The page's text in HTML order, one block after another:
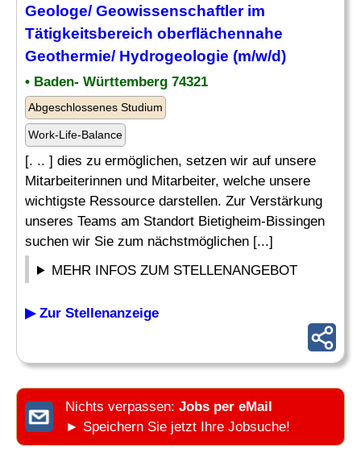
Geologe/ Geowissenschaftler im
Tätigkeitsbereich oberflächennahe
Geothermie/ Hydrogeologie (m/w/d)
• Baden- Württemberg 74321
Abgeschlossenes Studium
Work-Life-Balance
[. .. ] dies zu ermöglichen, setzen wir auf unsere
Mitarbeiterinnen und Mitarbeiter, welche unsere
wichtigste Ressource darstellen. Zur Verstärkung
unseres Teams am Standort Bietigheim-Bissingen
suchen wir Sie zum nächstmöglichen [...]
MEHR INFOS ZUM STELLENANGEBOT
▶ Zur Stellenanzeige
Nichts verpassen: Jobs per eMail
► Speichern Sie jetzt Ihre Jobsuche!